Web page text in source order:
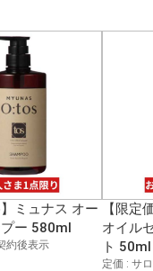
】ミュナス オー
プー 580ml
約後表示
【限定
オイル
ト 50ml
定価 : サ